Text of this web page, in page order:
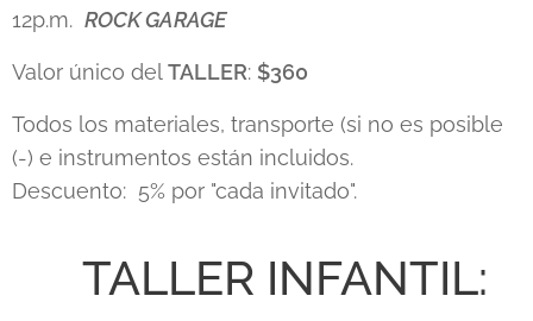
12p.m. ROCK GARAGE
Valor único delTALLER: $360
Todos los materiales, transporte (si no es posible
(-) e instrumentos están incluidos.
Descuento: 5% por "cada invitado".
✴️ TALLER INFANTIL: